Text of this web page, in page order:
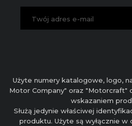
Użyte numery katalogowe, logo,
Motor Company" oraz "Motorcraft"
wskazaniem
Służą jedynie właściwej
produktu. Użyte są wyłącznie w